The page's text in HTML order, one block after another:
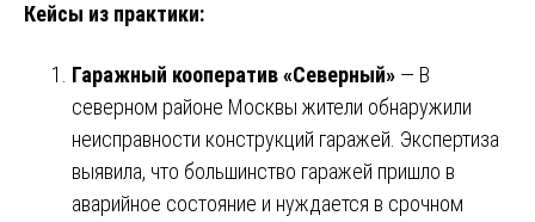
Кейсы из практики:
Гаражный кооператив «Северный» — В
северном районе Москвы жители обнаружили
неисправности конструкций гаражей. Экспертиза
выявила, что большинство гаражей пришло в
аварийное состояние и нуждается в срочном